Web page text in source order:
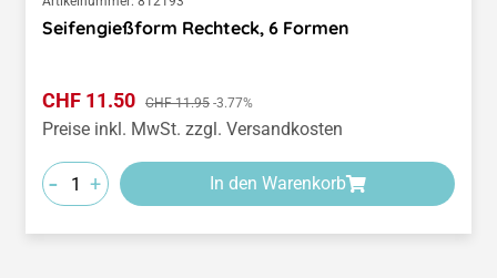
Seifengießform Rechteck, 6 Formen
Verkaufspreis:
CHF 11.50 Regulärer Preis:
CHF 11.95 -3.77%
Preise inkl. MwSt. zzgl. Versandkosten
- + In den Warenkorb